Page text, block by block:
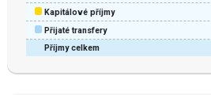
Příjmy celkem
Kapitálové příjmy
Přijaté transfery